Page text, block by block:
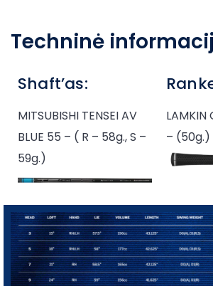
Techninė
Shaft’as:
MITSUBISHI TENSEI AV
BLUE 55 – ( R – 58g., S –
59g.)
LAMKIN
– (50g.)